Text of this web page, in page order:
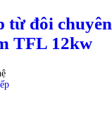
từ đôi chuyên
TFL 12kw